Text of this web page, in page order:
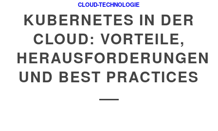
CLOUD-TECHNOLOGIE
KUBERNETES IN DER
CLOUD: VORTEILE,
HERAUSFORDERUNGEN
UND BEST PRACTICES